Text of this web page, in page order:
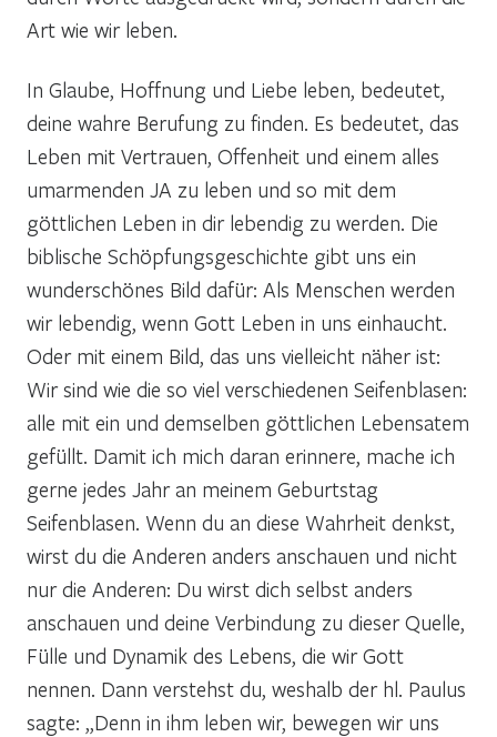
Art wie wir leben.
In Glaube, Hoffnung und Liebe leben, bedeutet,
deine wahre Berufung zu finden. Es bedeutet, das
Leben mit Vertrauen, Offenheit und einem alles
umarmenden JA zu leben und so mit dem
göttlichen Leben in dir lebendig zu werden. Die
biblische Schöpfungsgeschichte gibt uns ein
wunderschönes Bild dafür: Als Menschen werden
wir lebendig, wenn Gott Leben in uns einhaucht.
Oder mit einem Bild, das uns vielleicht näher ist:
Wir sind wie die so viel verschiedenen Seifenblasen:
alle mit ein und demselben göttlichen Lebensatem
gefüllt. Damit ich mich daran erinnere, mache ich
gerne jedes Jahr an meinem Geburtstag
Seifenblasen. Wenn du an diese Wahrheit denkst,
wirst du die Anderen anders anschauen und nicht
nur die Anderen: Du wirst dich selbst anders
anschauen und deine Verbindung zu dieser Quelle,
Fülle und Dynamik des Lebens, die wir Gott
nennen. Dann verstehst du, weshalb der hl. Paulus
sagte: „Denn in ihm leben wir, bewegen wir uns